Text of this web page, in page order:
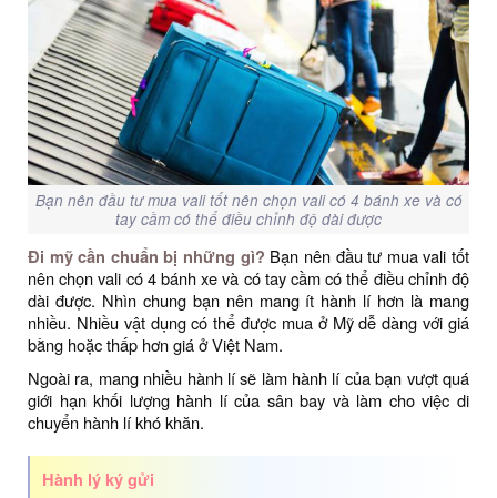
Bạn nên đầu tư mua vali tốt nên chọn vali có 4 bánh xe và có
tay cầm có thể điều chỉnh độ dài được
Đi mỹ cần chuẩn bị những gì? Bạn nên đầu tư mua vali tốt
nên chọn vali có 4 bánh xe và có tay cầm có thể điều chỉnh độ
dài được. Nhìn chung bạn nên mang ít hành lí hơn là mang
nhiều. Nhiều vật dụng có thể được mua ở Mỹ dễ dàng với giá
bằng hoặc thấp hơn giá ở Việt Nam.
Ngoài ra, mang nhiều hành lí sẽ làm hành lí của bạn vượt quá
giới hạn khối lượng hành lí của sân bay và làm cho việc di
chuyển hành lí khó khăn.
Hành lý ký gửi